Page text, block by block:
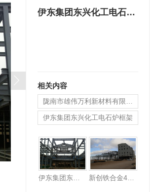
伊东集团东兴化工电石炉框架
相关内容
陇南市雄伟万利新材料有限公司循环生态新材料项目
伊东集团东兴化工电石炉框架
伊东集团东兴化工电石炉框架 新创铁合金442000KVA电炉主厂房